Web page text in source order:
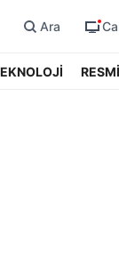
Ara